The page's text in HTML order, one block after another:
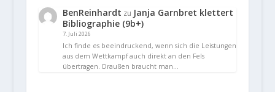
BenReinhardt zu Janja Garnbret klettert
Bibliographie (9b+)
7. Juli 2026
Ich finde es beeindruckend, wenn sich die Leistungen
aus dem Wettkampf auch direkt an den Fels
übertragen. Draußen braucht man…